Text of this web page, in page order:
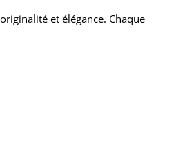
et élégance. Chaque